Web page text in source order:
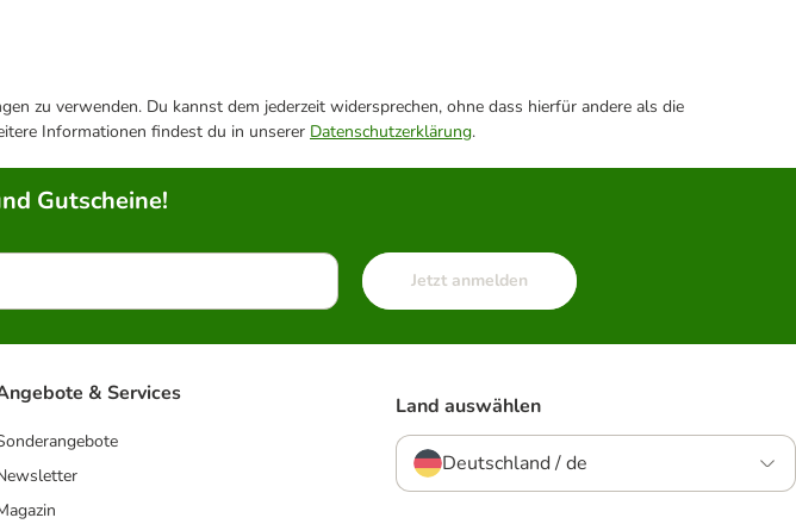
zu verwenden. Du kannst dem jederzeit widersprechen, ohne dass hierfür andere als die
Informationen findest du in unserer Datenschutzerklärung.
Gutscheine!
Jetzt anmelden
& Services Land auswählen
Deutschland / de